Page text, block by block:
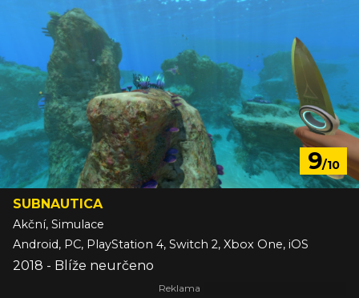
9/10
SUBNAUTICA
Akční, Simulace
Android, PC, PlayStation 4, Switch 2, Xbox One, iOS
2018 - Blíže neurčeno